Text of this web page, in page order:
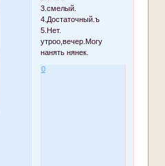
3.смелый.
4.Достаточный.ъ
5.Нет.
утроо,вечер.Могу
нанять нянек.
0